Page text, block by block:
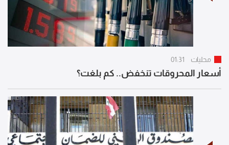
محليات 01:31
أسعار المحروقات تنخفض.. كم بلغت؟